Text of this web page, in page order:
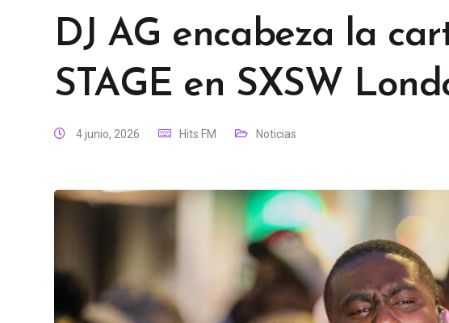
DJ AG encabeza la
STAGE en SXSW
4 junio, 2026 Hits FM Noticias